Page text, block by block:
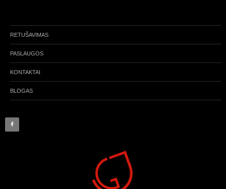
RETUŠAVIMAS
PASLAUGOS
KONTAKTAI
BLOGAS